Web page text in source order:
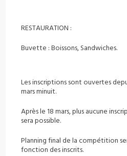
RESTAURATION :
Buvette : Boissons, Sandwiches.
Les inscriptions sont ouvertes
mars minuit.
Après le 18 mars, plus aucune
sera possible.
Planning final de la compétition
fonction des inscrits.